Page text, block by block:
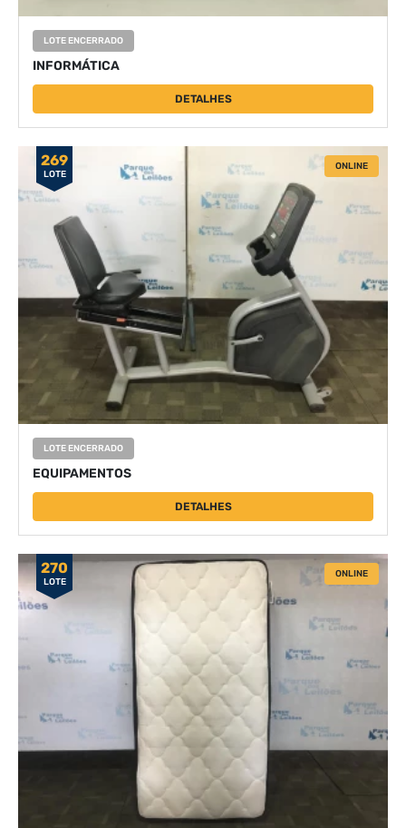
LOTE ENCERRADO
INFORMÁTICA
DETALHES
269
LOTE
ONLINE
LOTE ENCERRADO
EQUIPAMENTOS
DETALHES
270
LOTE
ONLINE